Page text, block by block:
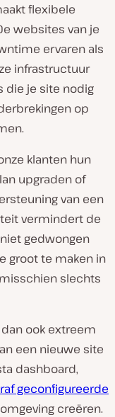
flexibele
websites van je
ervaren als
infrastructuur
die je site nodig
op
klanten hun
upgraden of
van een
vermindert de
gedwongen
groot te maken in
slechts
ook extreem
een nieuwe site
dashboard,
geconfigureerde
creëren.